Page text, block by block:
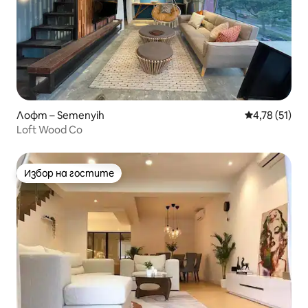
Лофт – Semenyih Средна
4,78 (51)
Loft Wood Co
Избор на гостите
Избор на гостите